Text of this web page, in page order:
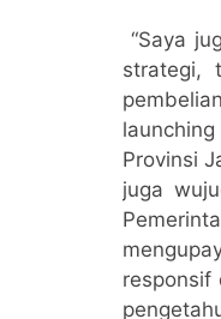
“Saya
strategi,
Provinsi
juga
responsif